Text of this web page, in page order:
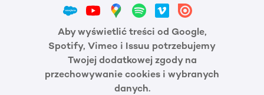
Aby wyświetlić treści od Google,
Spotify, Vimeo i Issuu potrzebujemy
Twojej dodatkowej zgody na
przechowywanie cookies i wybranych
danych.